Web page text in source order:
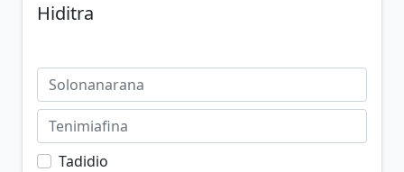
Hiditra
Tadidio